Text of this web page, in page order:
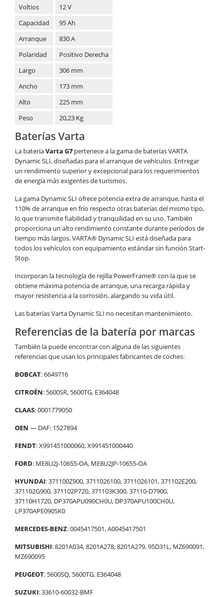
Voltios
12 V
Capacidad
95 Ah
Arranque
830 A
Polaridad
Positivo Derecha
Largo
306 mm
Ancho
173 mm
Alto
225 mm
Peso
20,23 Kg
Baterías Varta
La bateríaVarta G7 pertenece a la gama de baterías VARTA
Dynamic SLI, diseñadas para el arranque de vehículos. Entregar
un rendimiento superior y excepcional para los requerimientos
de energía más exigentes de turismos.
La gama Dynamic SLI ofrece potencia extra de arranque, hasta el
110% de arranque en frío respecto otras baterías del mismo tipo,
lo que transmite fiabilidad y tranquilidad en su uso. También
proporciona un alto rendimiento constante durante períodos de
tiempo más largos. VARTA® Dynamic SLI está diseñada para
todos los vehículos con equipamiento estándar sin función Start-
Stop.
Incorporan la tecnología de rejilla PowerFrame® con la que se
obtiene máxima potencia de arranque, una recarga rápida y
mayor resistencia a la corrosión, alargando su vida útil.
Las baterías Varta Dynamic SLI no necesitan mantenimiento.
Referencias de la batería por marcas
También la puede encontrar con alguna de las siguientes
referencias que usan los principales fabricantes de coches:
BOBCAT: 6649716
CITROËN: 5600SR, 5600TG, E364048
CLAAS: 0001779050
OEN — DAF: 1527894
FENDT: X991451000060, X991451000440
FORD: ME8U2J-10655-OA, ME8U2JP-10655-OA
HYUNDAI: 371100Z900, 3711026100, 3711026101, 371102E200,
371102G900, 371102P720, 371103K300, 37110-D7900,
37110H1720, DP370APU090CH0U, DP370APU100CH0U,
LP370APE090SK0
MERCEDES-BENZ: 0045417501, A0045417501
MITSUBISHI: 8201A034, 8201A278, 8201A279, 95D31L, MZ690091,
MZ690095
PEUGEOT: 5600SQ, 5600TG, E364048
SUZUKI: 33610-60032-BMF